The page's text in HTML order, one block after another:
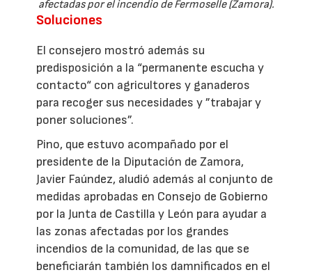
afectadas por el incendio de Fermoselle (Zamora).
Soluciones
El consejero mostró además su
predisposición a la “permanente escucha y
contacto“ con agricultores y ganaderos
para recoger sus necesidades y ”trabajar y
poner soluciones”.
Pino, que estuvo acompañado por el
presidente de la Diputación de Zamora,
Javier Faúndez, aludió además al conjunto de
medidas aprobadas en Consejo de Gobierno
por la Junta de Castilla y León para ayudar a
las zonas afectadas por los grandes
incendios de la comunidad, de las que se
beneficiarán también los damnificados en el